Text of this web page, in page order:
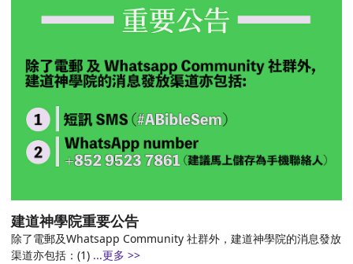
建道神學院重要公告
除了電郵及Whatsapp Community 社群外，建道神學院的消息發放
渠道亦包括：(1) ...更多 >>